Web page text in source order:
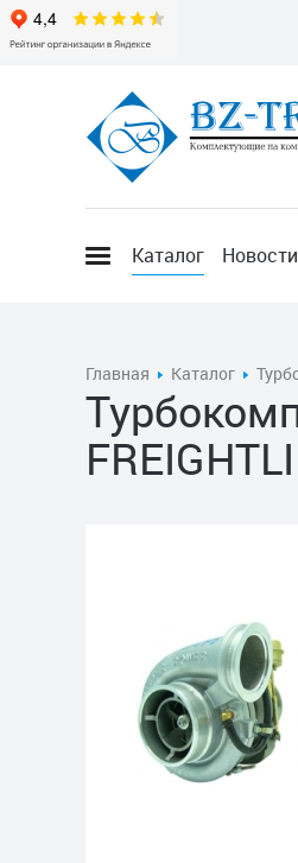
Каталог Новости
Главная Каталог